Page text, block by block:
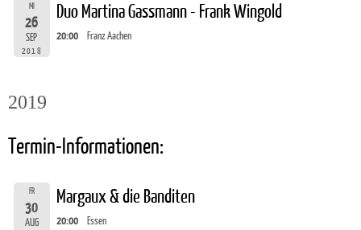
MI
26
SEP
2018
Duo Martina Gassmann - Frank Wingold
20:00 Franz Aachen
2019
Termin-Informationen:
FR
30
AUG
Margaux & die Banditen
20:00 Essen